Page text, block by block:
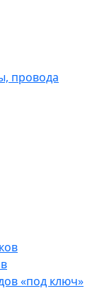
провода
«под ключ»